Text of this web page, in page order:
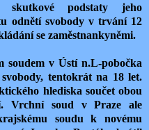
skutkové podstaty jeho
odnětí svobody v trvání 12
se zaměstnankyněmi.
soudem v Ústí n.L-pobočka
tentokrát na 18 let.
hlediska součet obou
Vrchní soud v Praze ale
soudu k novému